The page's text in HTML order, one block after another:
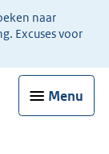
naar
Excuses voor
Menu